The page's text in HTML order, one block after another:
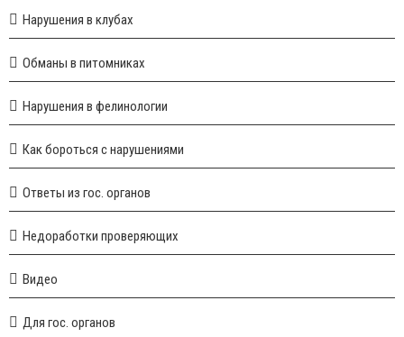
Нарушения в клубах
Обманы в питомниках
Нарушения в фелинологии
Как бороться с нарушениями
Ответы из гос. органов
Недоработки проверяющих
Видео
Для гос. органов